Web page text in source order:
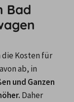
Bad
die Kosten für
ab, in
und Ganzen
Daher